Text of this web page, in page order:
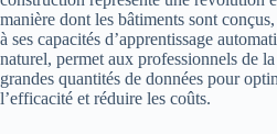
manière dont les bâtiments sont
à ses capacités d’apprentissage
naturel, permet aux professionnels de
grandes quantités de données pour
l’efficacité et réduire les coûts.